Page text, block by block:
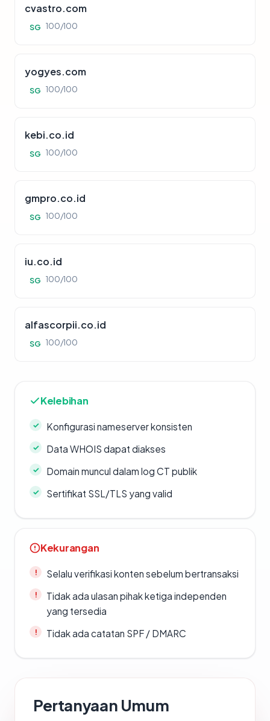
cvastro.com
SG 100/100
yogyes.com
SG 100/100
kebi.co.id
SG 100/100
gmpro.co.id
SG 100/100
iu.co.id
SG 100/100
alfascorpii.co.id
SG 100/100
Kelebihan
Konfigurasi nameserver konsisten
Data WHOIS dapat diakses
Domain muncul dalam log CT publik
Sertifikat SSL/TLS yang valid
Kekurangan
Selalu verifikasi konten sebelum bertransaksi
Tidak ada ulasan pihak ketiga independen
yang tersedia
Tidak ada catatan SPF / DMARC
Pertanyaan Umum